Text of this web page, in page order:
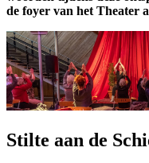
de foyer van het Theater
Stilte aan de